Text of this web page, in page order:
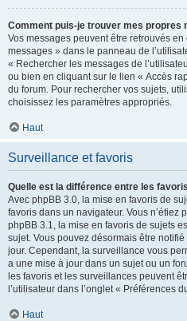
Comment puis-je trouver mes propres
Vos messages peuvent être retrouvés
messages » dans le panneau de
« Rechercher les messages de
ou bien en cliquant sur le lien « Accès
du forum. Pour rechercher vos sujets,
choisissez les paramètres appropriés.
Haut
Surveillance et favoris
Quelle est la différence entre les
Avec phpBB 3.0, la mise en favoris de
favoris dans un navigateur. Vous n’étiez
phpBB 3.1, la mise en favoris de sujets
sujet. Vous pouvez désormais être
jour. Cependant, la surveillance vous
a une mise à jour dans un sujet ou un
les favoris et les surveillances peuvent
l’utilisateur dans l’onglet « Préférences
Haut